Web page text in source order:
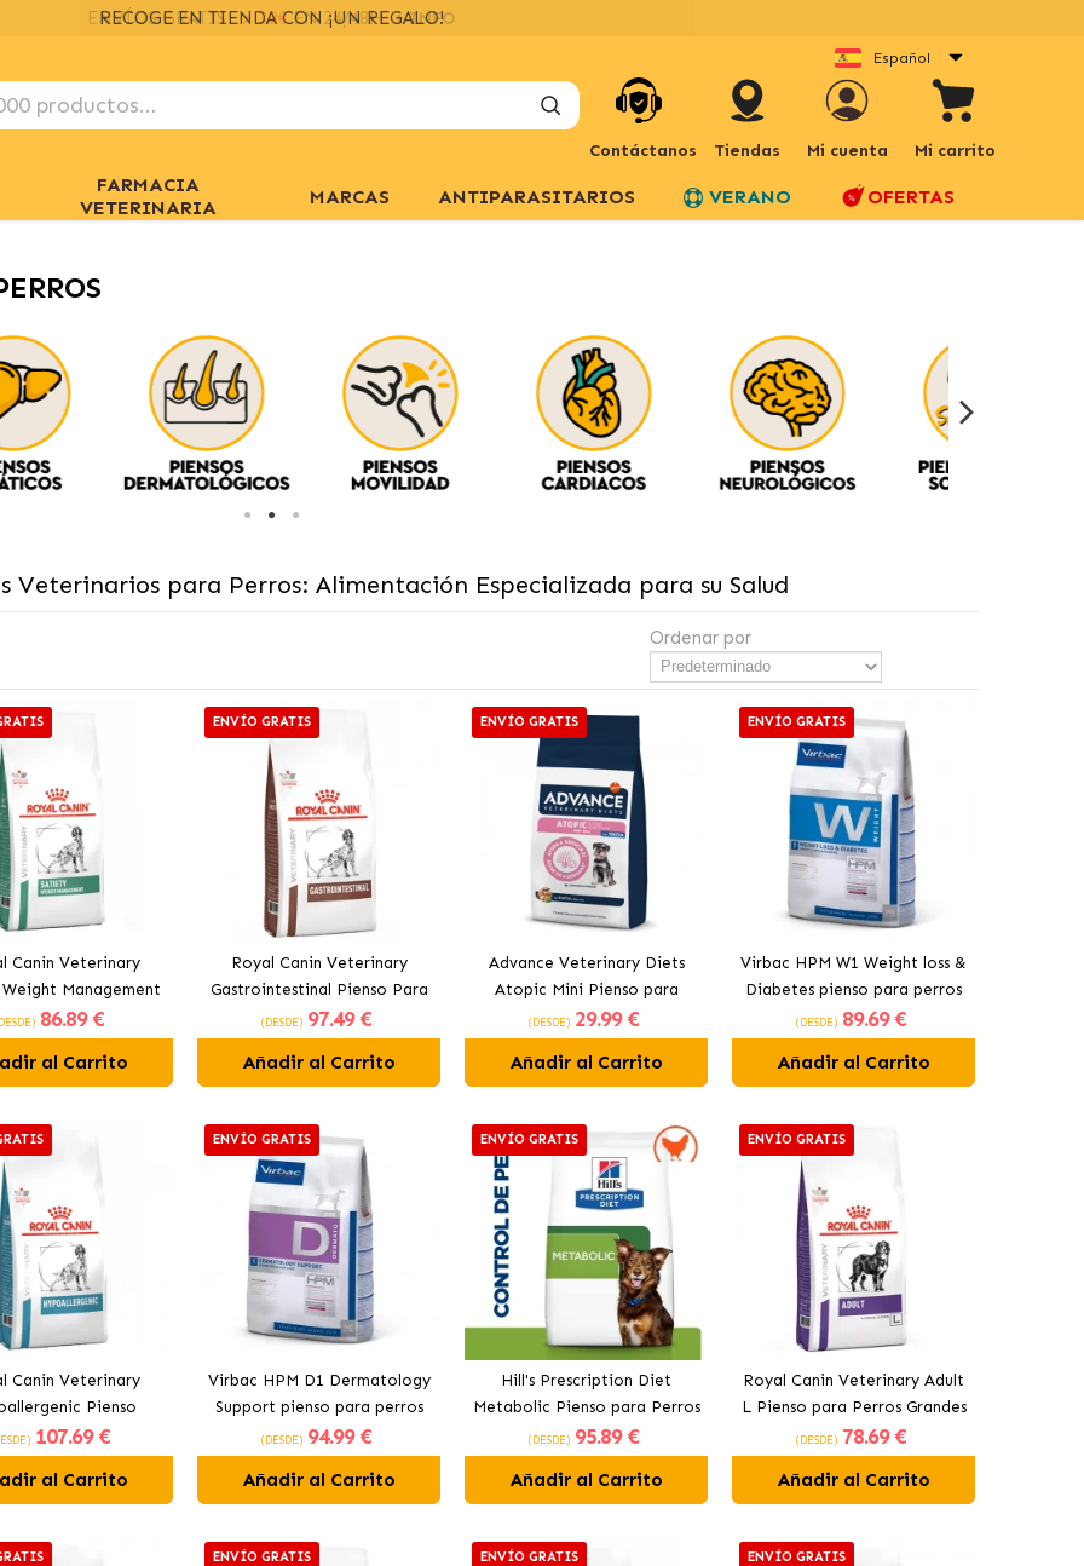
ENVÍOS GRATIS > 39€EN 24/48H+ INFO
Español
Contáctanos Tiendas Mi cuenta Mi carrito
FARMACIA
VETERINARIA
MARCAS ANTIPARASITARIOS VERANO OFERTAS
Veterinarios para Perros: Alimentación Especializada para su Salud
Ordenar por
Canin Veterinary
Management
Para Perros Adultos
86.89 €
al Carrito
ENVÍO GRATIS
Royal Canin Veterinary
Gastrointestinal Pienso Para
Perros Adultos
(DESDE) 97.49 €
Añadir al Carrito
ENVÍO GRATIS
Advance Veterinary Diets
Atopic Mini Pienso para
Perros Pequeños con Trucha
(DESDE) 29.99 €
Añadir al Carrito
ENVÍO GRATIS
Virbac HPM W1 Weight loss &
Diabetes pienso para perros
(DESDE) 89.69 €
Añadir al Carrito
Canin Veterinary
Pienso
Para Perros
107.69 €
al Carrito
ENVÍO GRATIS
Virbac HPM D1 Dermatology
Support pienso para perros
(DESDE) 94.99 €
Añadir al Carrito
ENVÍO GRATIS
Hill's Prescription Diet
Metabolic Pienso para Perros
con Pollo
(DESDE) 95.89 €
Añadir al Carrito
ENVÍO GRATIS
Royal Canin Veterinary Adult
L Pienso para Perros Grandes
(DESDE) 78.69 €
Añadir al Carrito
ENVÍO GRATIS ENVÍO GRATIS ENVÍO GRATIS